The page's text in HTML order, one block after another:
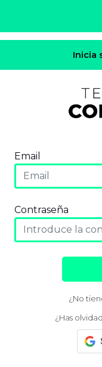
Inicia
Email
Contraseña
¿No
¿Has